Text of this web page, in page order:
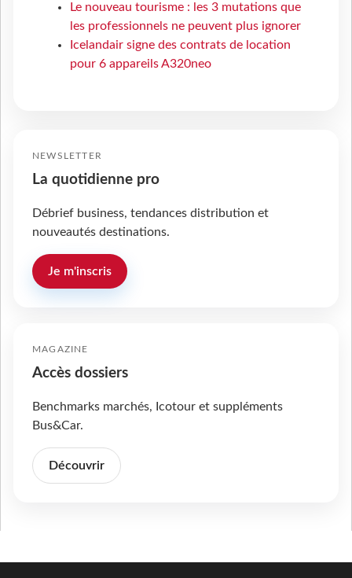
Le nouveau tourisme : les 3 mutations que
les professionnels ne peuvent plus ignorer
Icelandair signe des contrats de location
pour 6 appareils A320neo
NEWSLETTER
La quotidienne pro
Débrief business, tendances distribution et
nouveautés destinations.
Je m'inscris
MAGAZINE
Accès dossiers
Benchmarks marchés, Icotour et suppléments
Bus&Car.
Découvrir